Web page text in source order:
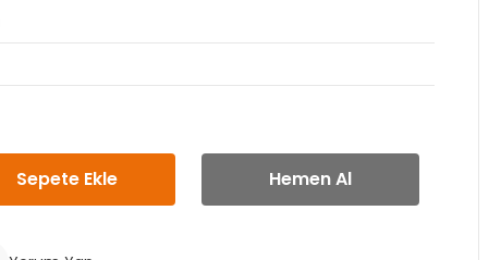
Sepete Ekle Hemen Al